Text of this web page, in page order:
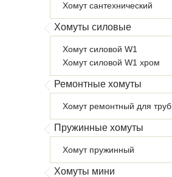
Хомут сантехнический
Хомуты силовые
Хомут силовой W1
Хомут силовой W1 хром
Ремонтные хомуты
Хомут ремонтный для труб
Пружинные хомуты
Хомут пружинный
Хомуты мини